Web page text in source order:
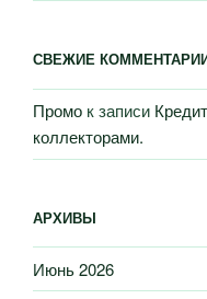
СВЕЖИЕ
Промо к записи
коллекторами.
АРХИВЫ
Июнь 2026